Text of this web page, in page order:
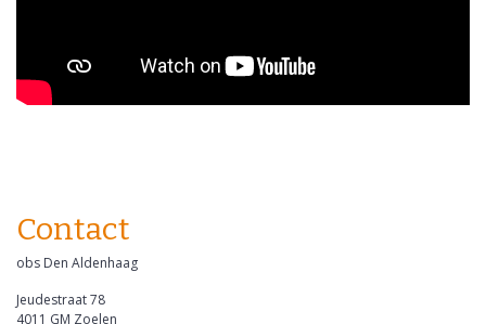
Contact
obs Den Aldenhaag
Jeudestraat 78
4011 GM Zoelen